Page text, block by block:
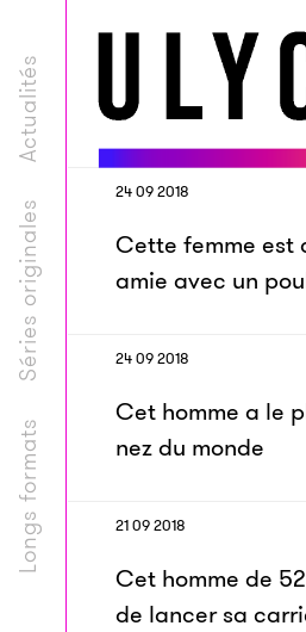
Longs formats
Séries originales
Actualités
24 09 2018
Cette femme est
amie avec un
24 09 2018
Cet homme a le
nez du monde
21 09 2018
Cet homme de
de lancer sa